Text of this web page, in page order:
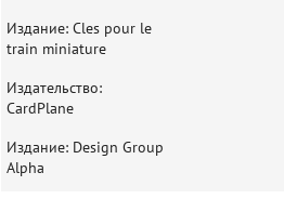
Издание: Cles pour le
train miniature
Издательство:
CardPlane
Издание: Design Group
Alpha